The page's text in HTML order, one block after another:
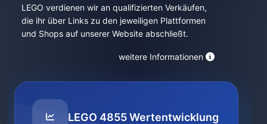
LEGO verdienen wir an qualifizierten Verkäufen,
die ihr über Links zu den jeweiligen Plattformen
und Shops auf unserer Website abschließt.
weitere Informationen
LEGO 4855 Wertentwicklung